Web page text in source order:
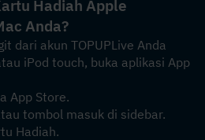
Hadiah Apple
Anda?
dari akun TOPUPLive Anda
iPod touch, buka aplikasi App
App Store.
tombol masuk di sidebar.
Hadiah.